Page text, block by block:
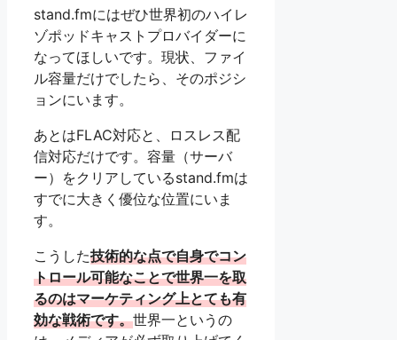
stand.fmにはぜひ世界初のハイレ
ゾポッドキャストプロバイダーに
なってほしいです。現状、ファイ
ル容量だけでしたら、そのポジシ
ョンにいます。
あとはFLAC対応と、ロスレス配
信対応だけです。容量（サーバ
ー）をクリアしているstand.fmは
すでに大きく優位な位置にいま
す。
こうした技術的な点で自身でコン
トロール可能なことで世界一を取
るのはマーケティング上とても有
効な戦術です。世界一というの